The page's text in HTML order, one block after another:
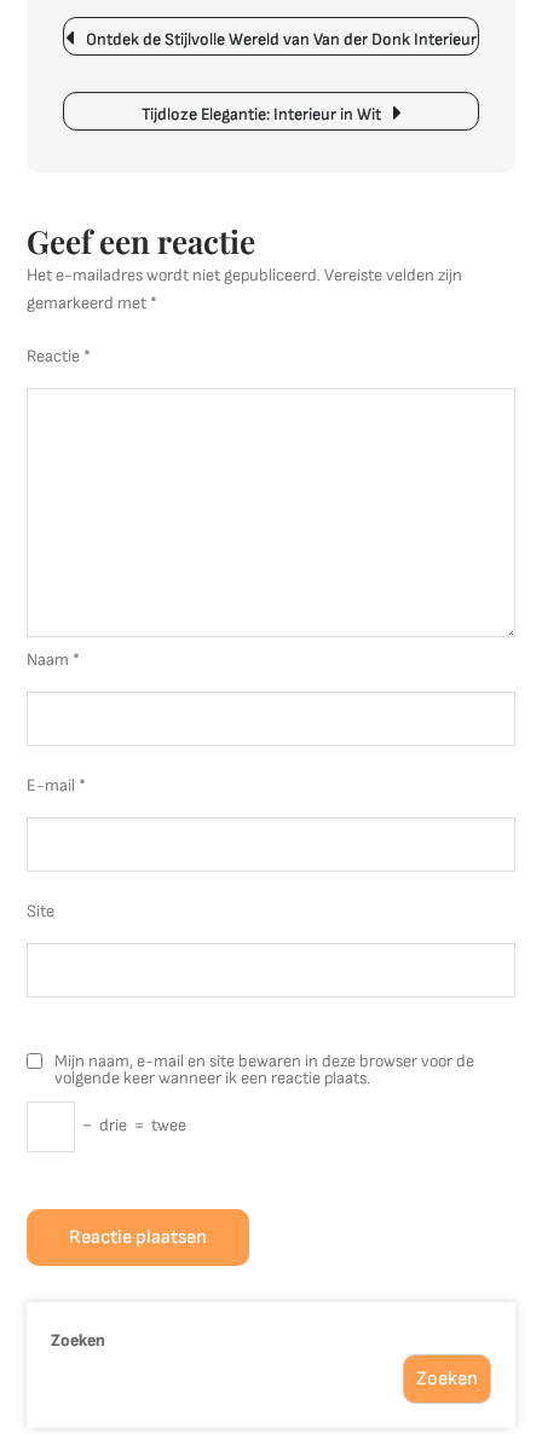
Berichtnavigatie
Ontdek de Stijlvolle Wereld van Van der Donk Interieur
Tijdloze Elegantie: Interieur in Wit
Geef een reactie
Het e-mailadres wordt niet gepubliceerd. Vereiste velden zijn
gemarkeerd met *
Reactie *
Naam *
E-mail *
Site
Mijn naam, e-mail en site bewaren in deze browser voor de
volgende keer wanneer ik een reactie plaats.
− drie = twee
Zoeken
Zoeken